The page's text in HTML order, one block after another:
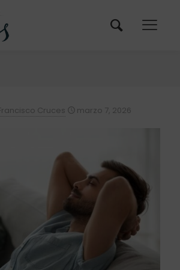
Cruces marzo 7, 2026